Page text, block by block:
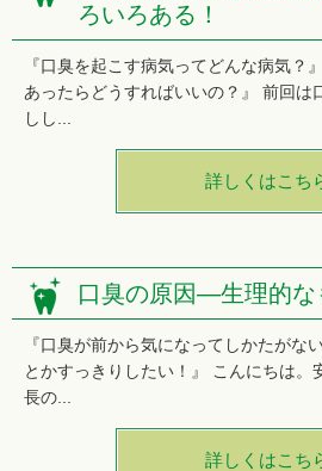
ろいろある！
『口臭を起こす病気ってどんな病気？
あったらどうすればいいの？』 前回は
しし...
詳しくはこち
口臭の原因―生理的な
『口臭が前から気になってしかたがな
とかすっきりしたい！』 こんにちは。
長の...
詳しくはこち